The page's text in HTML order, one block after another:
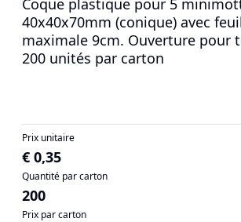
Coque plastique pour 5
40x40x70mm (conique) avec
maximale 9cm. Ouverture pour
200 unités par carton
Prix unitaire
€ 0,35
Quantité par carton
200
Prix par carton